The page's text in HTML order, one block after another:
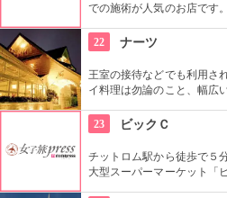
での施術が人気のお店です
備というのもうれしいとこ
22 ナーツ
王室の接待などでも利用さ
イ料理は勿論のこと、幅広
23
ビックＣ
チットロム駅から徒歩で５
大型スーパーマーケット「